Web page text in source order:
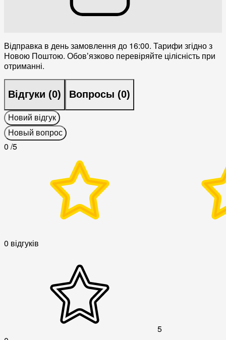
Відправка в день замовлення до 16:00. Тарифи згідно з
Новою Поштою. Обовʼязково перевіряйте цілісність при
отриманні.
Відгуки (0) Вопросы (0)
Новий відгук
Новый вопрос
0 /5
0 відгуків
5